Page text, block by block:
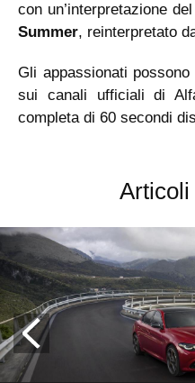
con un’interpretazione
Summer, reinterpretato
Gli appassionati
sui canali ufficiali di
completa di 60 secondi
Articoli